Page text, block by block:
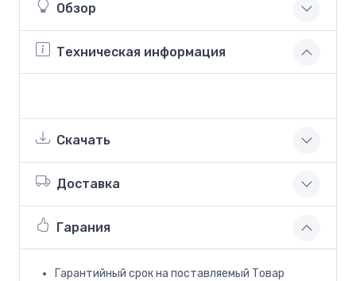
Обзор
Техническая информация
Скачать
Доставка
Гарания
Гарантийный срок на поставляемый Товар